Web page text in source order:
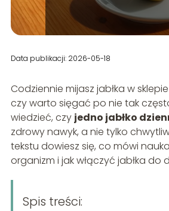
Data publikacji: 2026-05-18
Codziennie mijasz jabłka w
czy warto sięgać po nie tak
wiedzieć, czy jedno jabłko
zdrowy nawyk, a nie tylko
tekstu dowiesz się, co mówi
organizm i jak włączyć jabłka do
Spis treści: